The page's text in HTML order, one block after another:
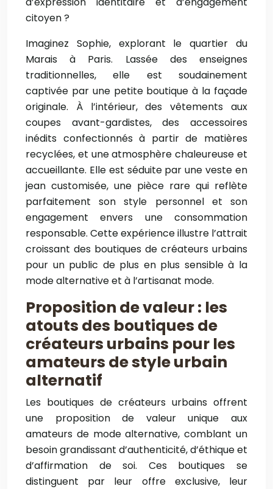
citoyen ?
Imaginez Sophie, explorant le quartier du
Marais à Paris. Lassée des enseignes
traditionnelles, elle est soudainement
captivée par une petite boutique à la façade
originale. À l’intérieur, des vêtements aux
coupes avant-gardistes, des accessoires
inédits confectionnés à partir de matières
recyclées, et une atmosphère chaleureuse et
accueillante. Elle est séduite par une veste en
jean customisée, une pièce rare qui reflète
parfaitement son style personnel et son
engagement envers une consommation
responsable. Cette expérience illustre l’attrait
croissant des boutiques de créateurs urbains
pour un public de plus en plus sensible à la
mode alternative et à l’artisanat mode.
Proposition de valeur : les
atouts des boutiques de
créateurs urbains pour les
amateurs de style urbain
alternatif
Les boutiques de créateurs urbains offrent
une proposition de valeur unique aux
amateurs de mode alternative, comblant un
besoin grandissant d’authenticité, d’éthique et
d’affirmation de soi. Ces boutiques se
distinguent par leur offre exclusive, leur